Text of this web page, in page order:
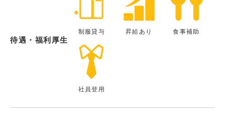
待遇・福利厚生
制服貸与 昇給あり 食事補助
社員登用